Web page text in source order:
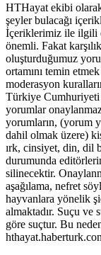
HTHayat ekibi
şeyler bulacağı
İçeriklerimiz ile ilgili
önemli. Fakat
oluşturduğumuz
ortamını temin
moderasyon
Türkiye Cumhuriyeti
yorumlar
yorumların, (yorum
dahil olmak üzere)
ırk, cinsiyet, din, dil
durumunda
silinecektir.
aşağılama, nefret
hayvanlara yönelik
almaktadır. Suçu ve
göre suçtur. Bu